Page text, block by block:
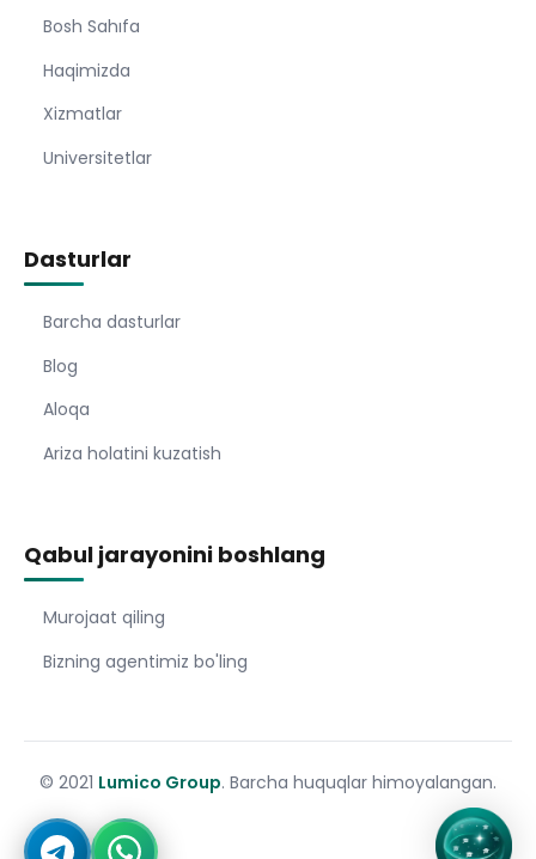
Bosh Sahıfa
Haqimizda
Xizmatlar
Universitetlar
Dasturlar
Barcha dasturlar
Blog
Aloqa
Ariza holatini kuzatish
Qabul jarayonini boshlang
Murojaat qiling
Bizning agentimiz bo'ling
© 2021 Lumico Group. Barcha huquqlar himoyalangan.